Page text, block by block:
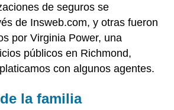
de seguros se
de Insweb.com, y otras fueron
por Virginia Power, una
públicos en Richmond,
con algunos agentes.
la familia